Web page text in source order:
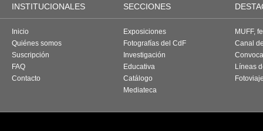
INSTITUCIONALES SECCIONES
Inicio
Quiénes somos
Suscripción
FAQ
Contacto
Exposiciones
Fotografías del CdF
Investigación
Educativa
Catálogo
Mediateca
MUFF,
Canal
Líneas